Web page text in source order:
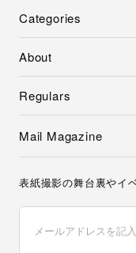
Categories
About
Regulars
Mail Magazine
表紙撮影の舞台裏やイ